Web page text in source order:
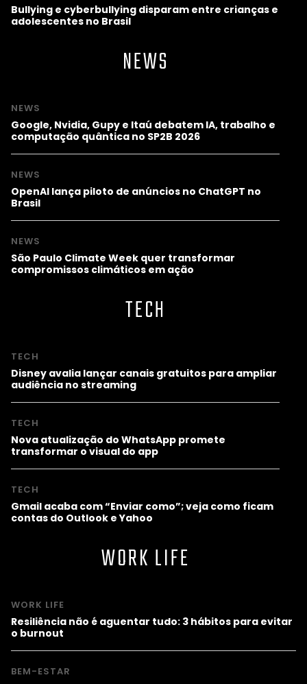
Bullying e cyberbullying disparam entre crianças e
adolescentes no Brasil
NEWS
NEWS
Google, Nvidia, Gupy e Itaú debatem IA, trabalho e
computação quântica no SP2B 2026
NEWS
OpenAI lança piloto de anúncios no ChatGPT no
Brasil
NEWS
São Paulo Climate Week quer transformar
compromissos climáticos em ação
TECH
TECH
Disney avalia lançar canais gratuitos para ampliar
audiência no streaming
TECH
Nova atualização do WhatsApp promete
transformar o visual do app
TECH
Gmail acaba com “Enviar como”; veja como ficam
contas do Outlook e Yahoo
WORK LIFE
WORK LIFE
Resiliência não é aguentar tudo: 3 hábitos para evitar
o burnout
BEM-ESTAR